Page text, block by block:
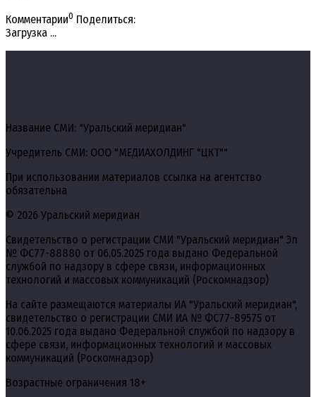
Комментарии0 Поделиться:
Загрузка ...
Название СМИ: "Уральский меридиан"
Учредитель СМИ: ООО "МЕДИАХОЛДИНГ "ЦКТ""
При использовании материалов ссылка на агентство
обязательна
© 2026 Уральский меридиан
Свидетельство о регистрации СМИ "Уральский меридиан" Эл
№ ФС77-88880 от 06.05.2025 года выдано Федеральной
службой по надзору в сфере связи, информационных
технологий и массовых коммуникаций (Роскомнадзор)
На сайте размещаются материалы ИА "Уральский меридиан",
свидетельство о регистрации СМИ ИА № ФС77-89575 от
10.06.2025 года выдано Федеральной службой по надзору в
сфере связи, информационных технологий и массовых
коммуникаций (Роскомнадзор)
Возрастные ограничения 18+